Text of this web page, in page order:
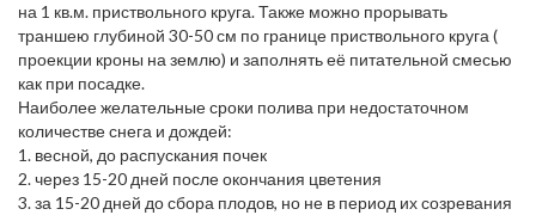
на 1 кв.м. приствольного круга. Также можно прорывать
траншею глубиной 30-50 см по границе приствольного круга (
проекции кроны на землю) и заполнять её питательной смесью
как при посадке.
Наиболее желательные сроки полива при недостаточном
количестве снега и дождей:
1. весной, до распускания почек
2. через 15-20 дней после окончания цветения
3. за 15-20 дней до сбора плодов, но не в период их созревания